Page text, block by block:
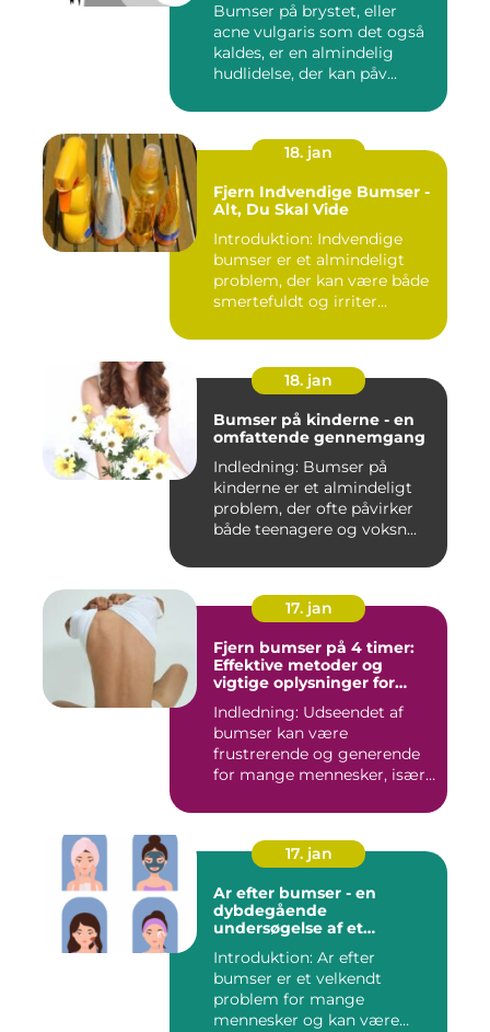
Bumser på brystet, eller
acne vulgaris som det også
kaldes, er en almindelig
hudlidelse, der kan påv...
18. jan
Fjern Indvendige Bumser -
Alt, Du Skal Vide
Introduktion: Indvendige
bumser er et almindeligt
problem, der kan være både
smertefuldt og irriter...
18. jan
Bumser på kinderne - en
omfattende gennemgang
Indledning: Bumser på
kinderne er et almindeligt
problem, der ofte påvirker
både teenagere og voksn...
17. jan
Fjern bumser på 4 timer:
Effektive metoder og
vigtige oplysninger for
forbrugere
Indledning: Udseendet af
bumser kan være
frustrerende og generende
for mange mennesker, især
17. jan
Ar efter bumser - en
dybdegående
undersøgelse af et
skønhedsproblem
Introduktion: Ar efter
bumser er et velkendt
problem for mange
mennesker og kan være